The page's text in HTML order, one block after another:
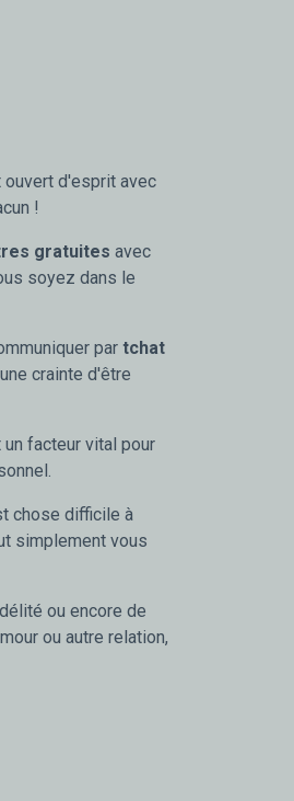
d'esprit avec
!
gratuites avec
soyez dans le
par tchat
crainte d'être
facteur vital pour
chose difficile à
simplement vous
ou encore de
ou autre relation,